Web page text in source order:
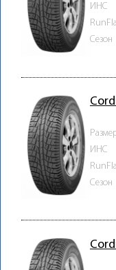
ИНС
Сезон
ИНС
Сезон